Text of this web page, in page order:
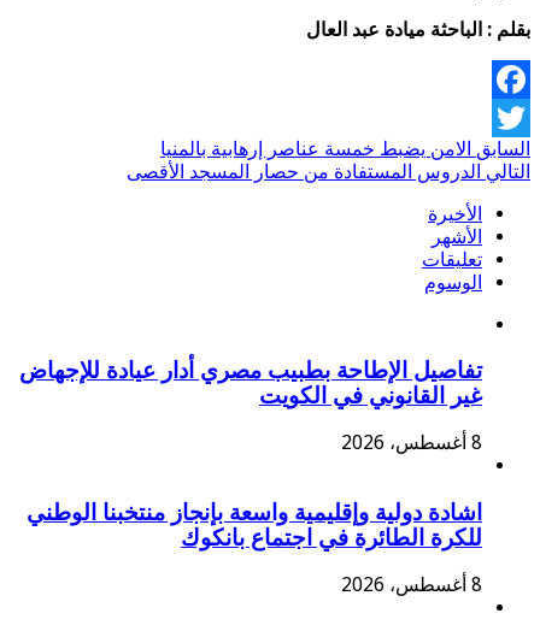
بقلم : الباحثة ميادة عبد العال
Facebook
Twitter
السابق الامن يضبط خمسة عناصر إرهابية بالمنيا
التالي الدروس المستفادة من حصار المسجد الأقصى
الأخيرة
الأشهر
تعليقات
الوسوم
تفاصيل الإطاحة بطبيب مصري أدار عيادة للإجهاض
غير القانوني في الكويت
8 أغسطس، 2026
اشادة دولية وإقليمية واسعة بإنجاز منتخبنا الوطني
للكرة الطائرة في اجتماع بانكوك
8 أغسطس، 2026